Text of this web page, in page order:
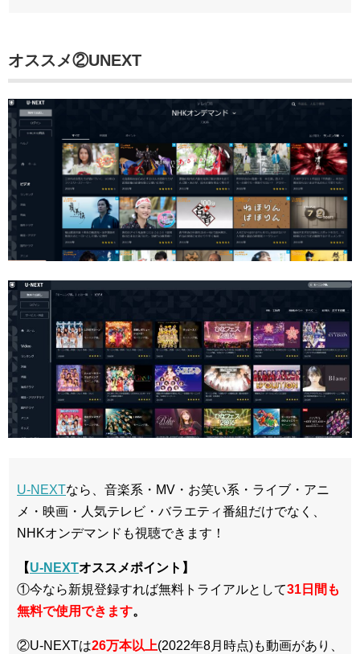
オススメ②UNEXT
U-NEXTなら、音楽系・MV・お笑い系・ライブ・アニ
メ・映画・人気テレビ・バラエティ番組だけでなく、
NHKオンデマンドも視聴できます！
【U-NEXTオススメポイント】
①今なら新規登録すれば無料トライアルとして31日間も
無料で使用できます。
②U-NEXTは26万本以上(2022年8月時点)も動画があり、